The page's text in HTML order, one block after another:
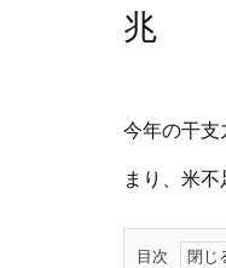
兆
今年の干支
まり、米
目次